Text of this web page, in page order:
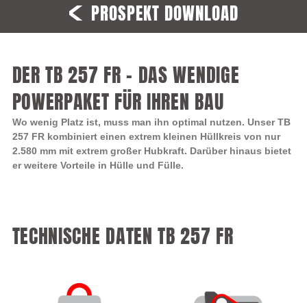
PROSPEKT DOWNLOAD
DER TB 257 FR – DAS WENDIGE
POWERPAKET FÜR IHREN BAU
Wo wenig Platz ist, muss man ihn optimal nutzen. Unser TB
257 FR kombiniert einen extrem kleinen Hüllkreis von nur
2.580 mm mit extrem großer Hubkraft. Darüber hinaus bietet
er weitere Vorteile in Hülle und Fülle.
TECHNISCHE DATEN TB 257 FR